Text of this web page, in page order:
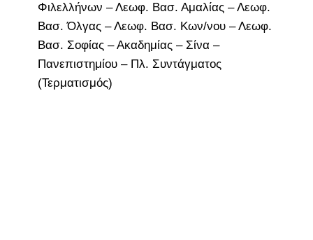
Φιλελλήνων – Λεωφ. Βασ. Αμαλίας – Λεωφ.
Βασ. Όλγας – Λεωφ. Βασ. Κων/νου – Λεωφ.
Βασ. Σοφίας – Ακαδημίας – Σίνα –
Πανεπιστημίου – Πλ. Συντάγματος
(Τερματισμός)